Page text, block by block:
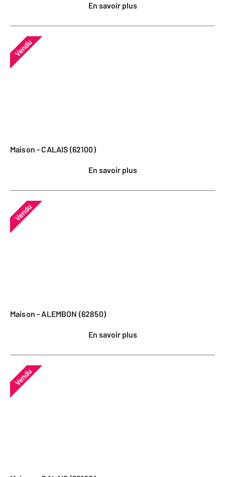
En savoir plus
Vendu
Maison - CALAIS (62100)
En savoir plus
Vendu
Maison - ALEMBON (62850)
En savoir plus
Vendu